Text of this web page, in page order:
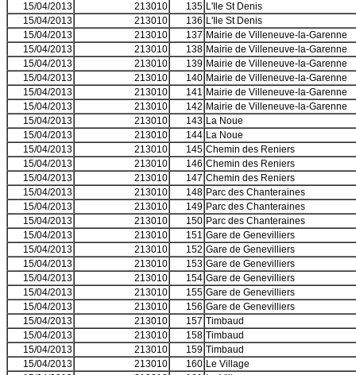
15/04/2013
213010 135 L'Ile St Denis
15/04/2013
213010 136 L'Ile St Denis
15/04/2013
213010 137 Mairie de Villeneuve-la-Garenne
15/04/2013
213010 138 Mairie de Villeneuve-la-Garenne
15/04/2013
213010 139 Mairie de Villeneuve-la-Garenne
15/04/2013
213010 140 Mairie de Villeneuve-la-Garenne
15/04/2013
213010 141 Mairie de Villeneuve-la-Garenne
15/04/2013
213010 142 Mairie de Villeneuve-la-Garenne
15/04/2013
213010 143 La Noue
15/04/2013
213010 144 La Noue
15/04/2013
213010 145 Chemin des Reniers
15/04/2013
213010 146 Chemin des Reniers
15/04/2013
213010 147 Chemin des Reniers
15/04/2013
213010 148 Parc des Chanteraines
15/04/2013
213010 149 Parc des Chanteraines
15/04/2013
213010 150 Parc des Chanteraines
15/04/2013
213010 151 Gare de Genevilliers
15/04/2013
213010 152 Gare de Genevilliers
15/04/2013
213010 153 Gare de Genevilliers
15/04/2013
213010 154 Gare de Genevilliers
15/04/2013
213010 155 Gare de Genevilliers
15/04/2013
213010 156 Gare de Genevilliers
15/04/2013
213010 157 Timbaud
15/04/2013
213010 158 Timbaud
15/04/2013
213010 159 Timbaud
15/04/2013
213010 160 Le Village